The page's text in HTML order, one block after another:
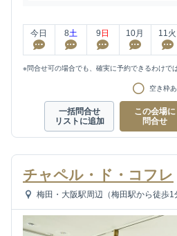
今日 8土 9 日 10月 11火
※問合せ可の場合でも、確実に予約できるわけで
空き枠
一括問合せ
リストに追加
この会場に
問合せ
チャペル・ド・コフレ
梅田・大阪駅周辺（梅田駅から徒歩1